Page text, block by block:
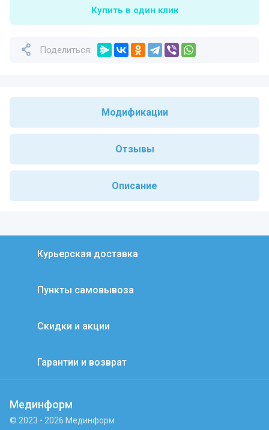
Купить в один клик
Поделиться:
Модификации
Отзывы
Описание
Курьерская доставка
Пункты самовывоза
Скидки и акции
Гарантии и возврат
Мединформ
© 2023 - 2026 Мединформ